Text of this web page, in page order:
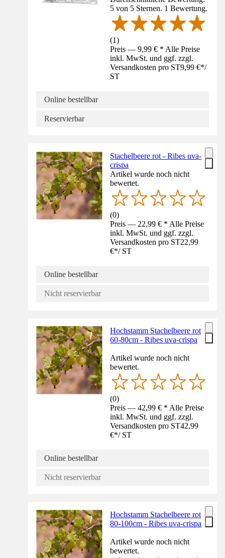
5 von 5 Sternen. 1 Bewertung.
(1)
Preis — 9,99 € * Alle Preise
inkl. MwSt. und ggf. zzgl.
Versandkosten pro ST9,99 €*/
ST
Online bestellbar
Reservierbar
Stachelbeere rot - Ribes uva-
crispa
Artikel wurde noch nicht
bewertet.
(0)
Preis — 22,99 € * Alle Preise
inkl. MwSt. und ggf. zzgl.
Versandkosten pro ST22,99
€*/ ST
Online bestellbar
Nicht reservierbar
Hochstamm Stachelbeere rot
60-80cm - Ribes uva-crispa
Artikel wurde noch nicht
bewertet.
(0)
Preis — 42,99 € * Alle Preise
inkl. MwSt. und ggf. zzgl.
Versandkosten pro ST42,99
€*/ ST
Online bestellbar
Nicht reservierbar
Hochstamm Stachelbeere rot
80-100cm - Ribes uva-crispa
Artikel wurde noch nicht
bewertet.